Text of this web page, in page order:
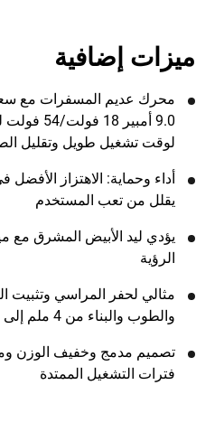
TSTAK.
ميزات إضافية
9.0 أمبير
لوقت تشغيل طويل وتقليل
يقلل من تعب المستخدم
يؤدي ليد الأبيض المشرق مع
الرؤية
مثالي لحفر المراسي وتثبيت
والطوب والبناء من 4 ملم إلى 30 ملم
تصميم مدمج وخفيف الوزن
فترات التشغيل الممتدة